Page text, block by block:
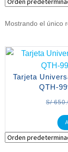
Mostrando el único
Tarjeta
QTH-
S/